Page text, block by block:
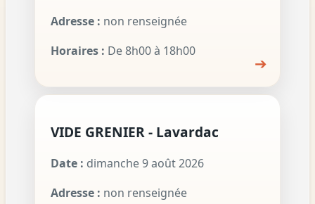
Adresse : non renseignée
Horaires : De 8h00 à 18h00
➔
VIDE GRENIER - Lavardac
Date : dimanche 9 août 2026
Adresse : non renseignée